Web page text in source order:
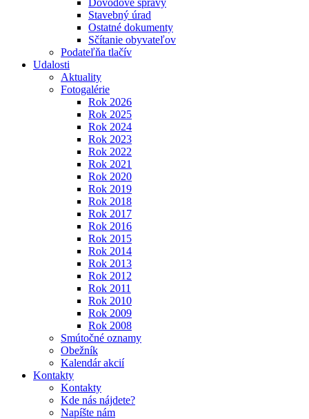
Dôvodové správy
Stavebný úrad
Ostatné dokumenty
Sčítanie obyvateľov
Podateľňa tlačív
Udalosti
Aktuality
Fotogalérie
Rok 2026
Rok 2025
Rok 2024
Rok 2023
Rok 2022
Rok 2021
Rok 2020
Rok 2019
Rok 2018
Rok 2017
Rok 2016
Rok 2015
Rok 2014
Rok 2013
Rok 2012
Rok 2011
Rok 2010
Rok 2009
Rok 2008
Smútočné oznamy
Obežník
Kalendár akcií
Kontakty
Kontakty
Kde nás nájdete?
Napíšte nám